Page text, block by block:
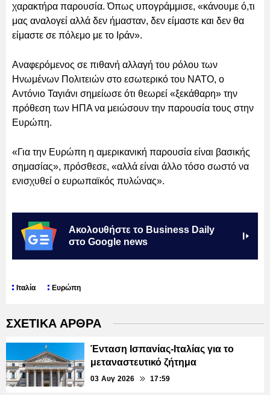
χαρακτήρα παρουσία. Όπως υπογράμμισε, «κάνουμε ό,τι
μας αναλογεί αλλά δεν ήμασταν, δεν είμαστε και δεν θα
είμαστε σε πόλεμο με το Ιράν».
Αναφερόμενος σε πιθανή αλλαγή του ρόλου των
Ηνωμένων Πολιτειών στο εσωτερικό του ΝΑΤΟ, ο
Αντόνιο Ταγιάνι σημείωσε ότι θεωρεί «ξεκάθαρη» την
πρόθεση των ΗΠΑ να μειώσουν την παρουσία τους στην
Ευρώπη.
«Για την Ευρώπη η αμερικανική παρουσία είναι βασικής
σημασίας», πρόσθεσε, «αλλά είναι άλλο τόσο σωστό να
ενισχυθεί ο ευρωπαϊκός πυλώνας».
Ακολουθήστε το Business Daily
στο Google news
Ιταλία Ευρώπη
ΣΧΕΤΙΚΑ ΑΡΘΡΑ
Ένταση Ισπανίας-Ιταλίας για το
μεταναστευτικό ζήτημα
03 Αυγ 2026 17:59